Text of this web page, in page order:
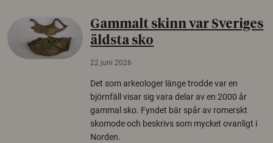
Gammalt skinn var Sveriges
äldsta sko
22 juni 2026
Det som arkeologer länge trodde var en
björnfäll visar sig vara delar av en 2000 år
gammal sko. Fyndet bär spår av romerskt
skomode och beskrivs som mycket ovanligt i
Norden.